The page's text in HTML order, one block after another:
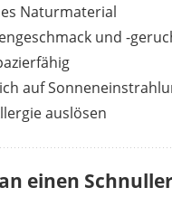
Naturmaterial
und -
auf
auslösen
einen